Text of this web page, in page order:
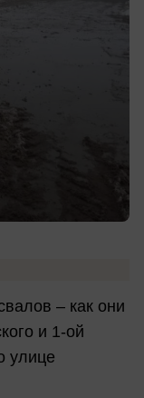
– как они
и 1-ой
улице